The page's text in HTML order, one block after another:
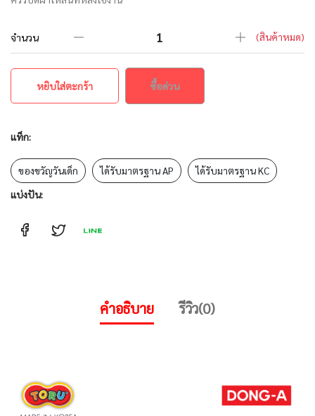
จำนวน (สินค้าหมด)
หยิบใส่ตะกร้า ซื้อด่วน
แท็ก:
ของขวัญวันเด็ก ได้รับมาตรฐาน AP
ได้รับมาตรฐาน KC
แบ่งปัน:
คำอธิบาย รีวิว(0)